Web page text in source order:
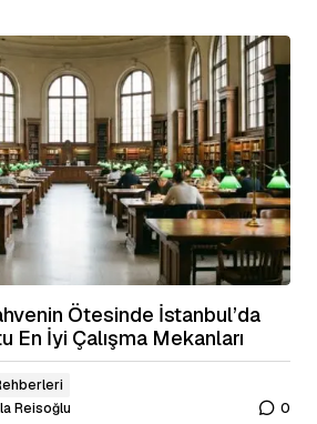
Ötesinde İstanbul’da
En İyi Çalışma Mekanları
Reisoğlu 0